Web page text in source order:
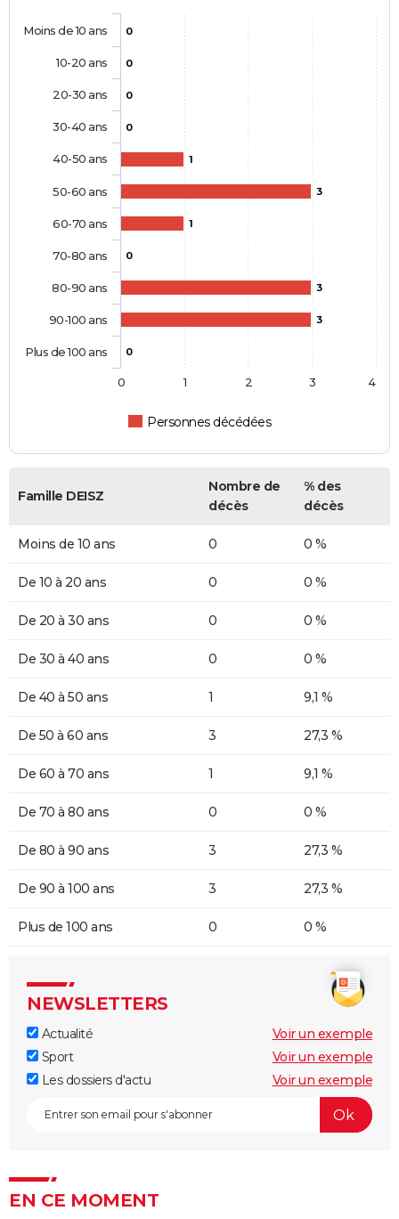
0
0
0
0
1
3
1
0
3
3
0
Personnes décédées
Moins de 10 ans
10-20 ans
20-30 ans
30-40 ans
40-50 ans
50-60 ans
60-70 ans
70-80 ans
80-90 ans
90-100 ans
Plus de 100 ans
0 1 2 3 4
Famille DEISZ
Nombre de
décès
% des
décès
Moins de 10 ans 0 0 %
De 10 à 20 ans 0 0 %
De 20 à 30 ans 0 0 %
De 30 à 40 ans 0 0 %
De 40 à 50 ans 1 9,1 %
De 50 à 60 ans 3 27,3 %
De 60 à 70 ans 1 9,1 %
De 70 à 80 ans 0 0 %
De 80 à 90 ans 3 27,3 %
De 90 à 100 ans 3 27,3 %
Plus de 100 ans 0 0 %
NEWSLETTERS
Actualité
Voir un exemple
Sport
Voir un exemple
Les dossiers d'actu
Voir un exemple
EN CE MOMENT